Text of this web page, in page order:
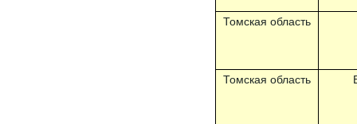
Томская область
Томская область